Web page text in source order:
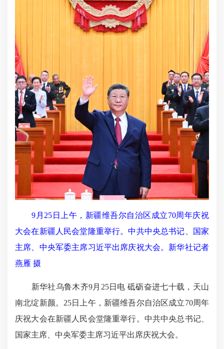
9月25日上午，新疆维吾尔自治区成立70周年庆祝
大会在新疆人民会堂隆重举行。中共中央总书记、国家
主席、中央军委主席习近平出席庆祝大会。新华社记者
燕雁 摄
新华社乌鲁木齐9月25日电 砥砺奋进七十载，天山
南北绽新颜。25日上午，新疆维吾尔自治区成立70周年
庆祝大会在新疆人民会堂隆重举行。中共中央总书记、
国家主席、中央军委主席习近平出席庆祝大会。